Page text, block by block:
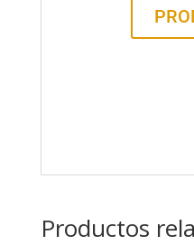
Productos